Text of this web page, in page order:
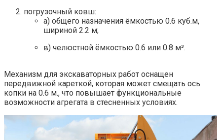
погрузочный ковш:
а) общего назначения ёмкостью 0.6 куб.м,
шириной 2.2 м;
в) челюстной ёмкостью 0.6 или 0.8 м³.
Механизм для экскаваторных работ оснащен
передвижной кареткой, которая может смещать ось
копки на 0.6 м., что повышает функциональные
возможности агрегата в стесненных условиях.